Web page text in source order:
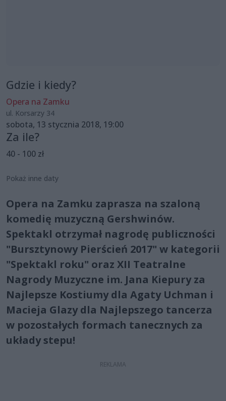
Gdzie i kiedy?
Opera na Zamku
ul. Korsarzy 34
sobota, 13 stycznia 2018, 19:00
Za ile?
40 - 100 zł
Pokaż inne daty
Opera na Zamku zaprasza na szaloną
komedię muzyczną Gershwinów.
Spektakl otrzymał nagrodę publiczności
"Bursztynowy Pierścień 2017" w kategorii
"Spektakl roku" oraz XII Teatralne
Nagrody Muzyczne im. Jana Kiepury za
Najlepsze Kostiumy dla Agaty Uchman i
Macieja Glazy dla Najlepszego tancerza
w pozostałych formach tanecznych za
układy stepu!